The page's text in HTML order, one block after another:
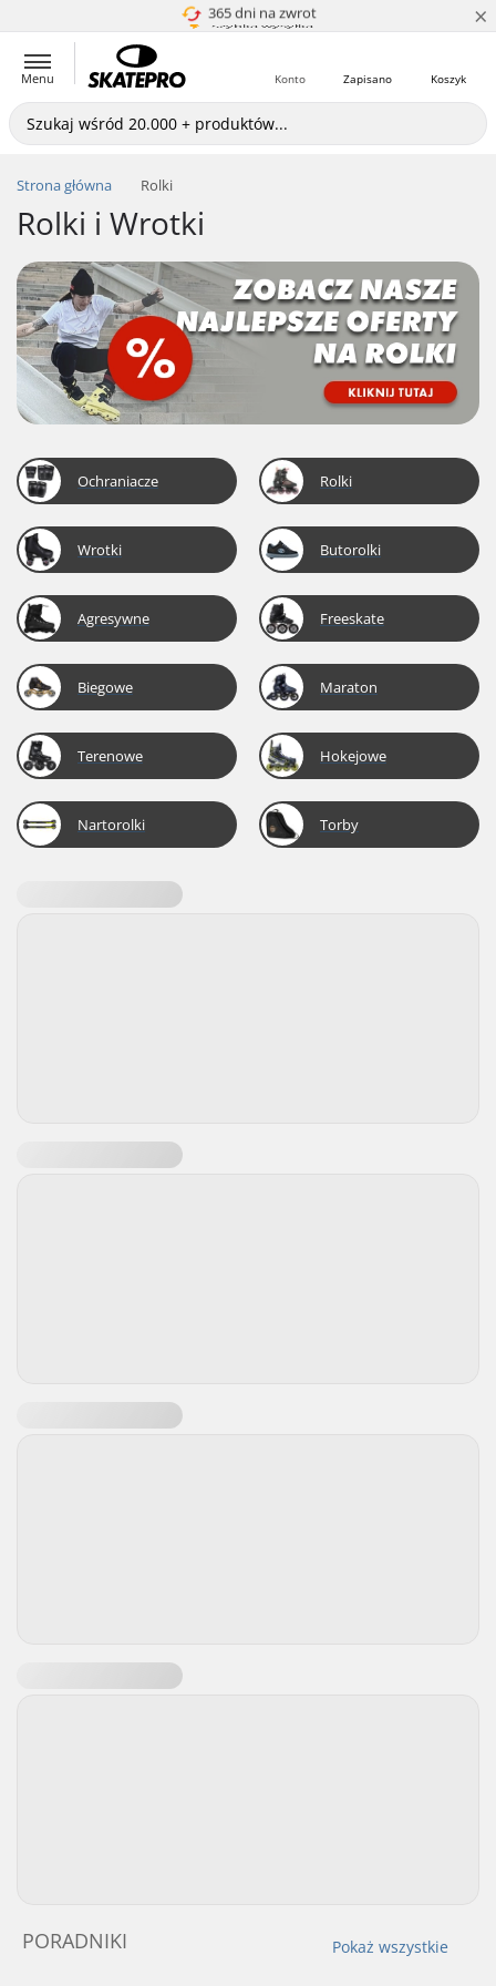
Wyrównywanie Cen
365 dni na zwrot ×
Menu Koszyk
Zapisano
Konto
Strona główna Rolki
Rolki i Wrotki
Ochraniacze Rolki
Wrotki Butorolki
Agresywne Freeskate
Biegowe Maraton
Terenowe Hokejowe
Nartorolki Torby
Pokaż wszystkie
PORADNIKI